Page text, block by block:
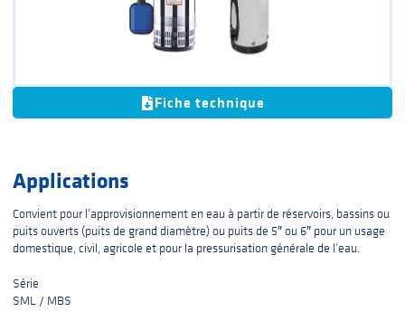
Fiche technique
Applications
Convient pour l’approvisionnement en eau à partir de réservoirs, bassins ou
puits ouverts (puits de grand diamètre) ou puits de 5″ ou 6″ pour un usage
domestique, civil, agricole et pour la pressurisation générale de l’eau.
Série
SML / MBS